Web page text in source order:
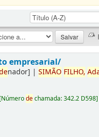
empresarial/
nador] |SIMÃO FILHO,
[Númerodechamada:342.2 D598